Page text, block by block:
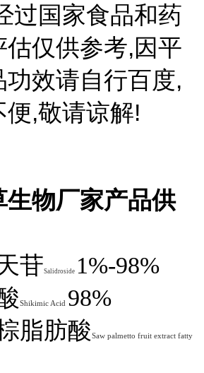
过国家食品和药
估仅供参考,因平
功效请自行百度,
便,敬请谅解!
生物厂家产品供
苷Salidroside 1%-98%
Shikimic Acid 98%
脂肪酸Saw palmetto fruit extract fatty